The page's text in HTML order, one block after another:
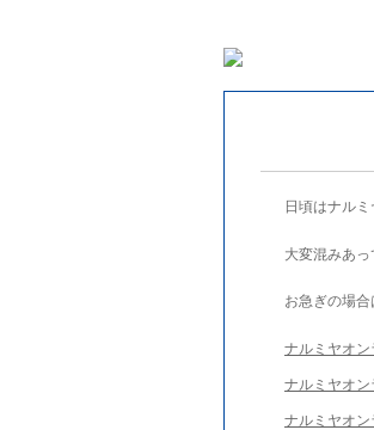
日頃はナル
大変混みあ
お急ぎの場合
ナルミヤオ
ナルミヤオ
ナルミヤオ